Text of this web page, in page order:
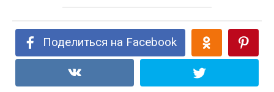
Поделиться на Facebook